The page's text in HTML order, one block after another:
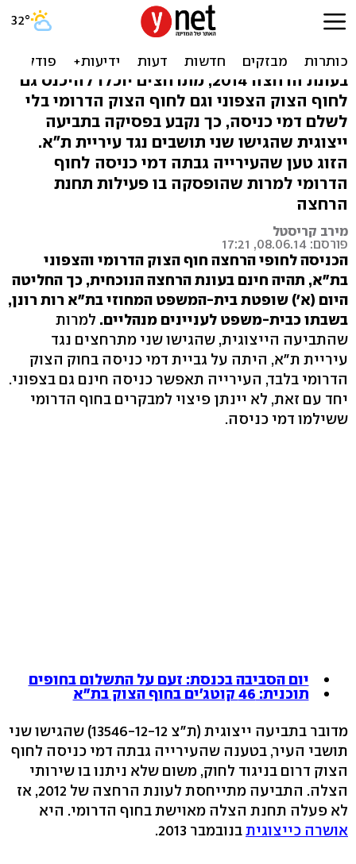
בעקבות ייצוגית: הכניסה
לחוף הצוק - בחינם
בעונת הרחצה 2014, מתרחצים יוכלו להיכנס גם
לחוף הצוק הצפוני וגם לחוף הצוק הדרומי בלי
לשלם דמי כניסה, כך נקבע בפסיקה בתביעה
ייצוגית שהגישו שני תושבים נגד עיריית ת"א.
הזוג טען שהעירייה גבתה דמי כניסה לחוף
הדרומי למרות שהופסקה בו פעילות תחנת
הרחצה
מירב קריסטל
פורסם: 08.06.14, 17:21
הכניסה לחופי הרחצה חוף הצוק הדרומי והצפוני
בת"א, תהיה חינם בעונת הרחצה הנוכחית, כך החליטה
היום (א') שופטת בית-המשפט המחוזי בת"א רות רונן,
בשבתו כבית-משפט לעניינים מנהליים. למרות
שהתביעה הייצוגית, שהגישו שני מתרחצים נגד
עיריית ת"א, היתה על גביית דמי כניסה בחוק הצוק
הדרומי בלבד, העירייה תאפשר כניסה חינם גם בצפוני.
יחד עם זאת, לא יינתן פיצוי למבקרים בחוף הדרומי
ששילמו דמי כניסה.
יום הסביבה בכנסת: זעם על התשלום בחופים
תוכנית: 46 קוטג'ים בחוף הצוק בת"א
מדובר בתביעה ייצוגית (ת"צ 13546-12-12) שהגישו שני
תושבי העיר, בטענה שהעירייה גבתה דמי כניסה לחוף
הצוק דרום בניגוד לחוק, משום שלא ניתנו בו שירותי
הצלה. התביעה מתייחסת לעונת הרחצה של 2012, אז
לא פעלה תחנת הצלה מאוישת בחוף הדרומי. היא
אושרה כייצוגיתבנובמבר 2013.